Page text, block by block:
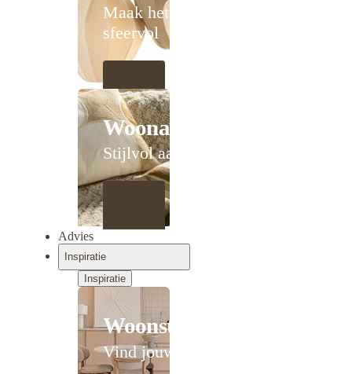
Maak het
sfeervol
Woonaccessoires
Stijlvol aanschuiven
Advies
Inspiratie
Inspiratie
Woonstijlen
Vind jouw stijl